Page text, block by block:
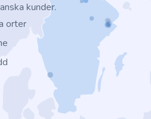
kunder.
orter